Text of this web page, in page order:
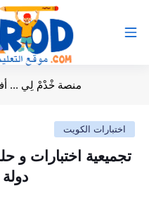
منصة خْدْمْ لِي ...
اختبارات الكويت
تجميعية اختبارات و